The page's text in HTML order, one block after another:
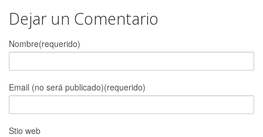
Dejar un Comentario
Nombre(requerido)
Email (no será publicado)(requerido)
Stio web